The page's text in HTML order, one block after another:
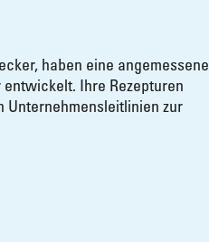
haben eine angemessene
Ihre Rezepturen
Unternehmensleitlinien zur